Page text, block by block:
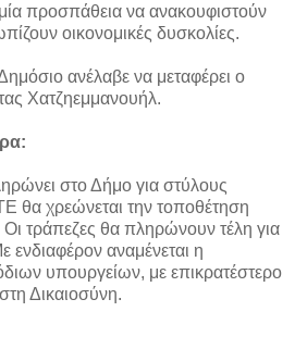
προσπάθεια να ανακουφιστούν
οικονομικές δυσκολίες.
ανέλαβε να μεταφέρει ο
Χατζηεμμανουήλ.
στο Δήμο για στύλους
θα χρεώνεται την τοποθέτηση
τράπεζες θα πληρώνουν τέλη για
αναμένεται η
υπουργείων, με επικρατέστερο
Δικαιοσύνη.